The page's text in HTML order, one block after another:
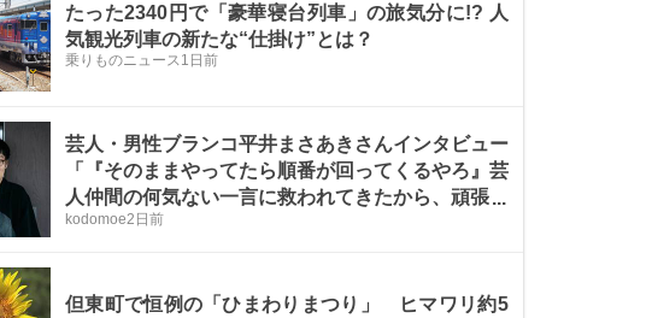
たった2340円で「豪華寝台列車」の旅気分に!? 人
気観光列車の新たな“仕掛け”とは？
乗りものニュース 1日前
芸人・男性ブランコ平井まさあきさんインタビュー
「『そのままやってたら順番が回ってくるやろ』芸
人仲間の何気ない一言に救われてきたから、頑張れ
る」
kodomoe2日前
但東町で恒例の「ひまわりまつり」 ヒマワリ約5